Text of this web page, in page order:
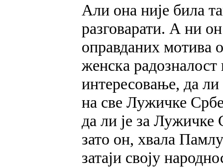
Али она није била
разговарати. А ни
оправданих мотива
женска
интересовање, да
на све Лужичке
да ли је за Лужичке
зато он, хвала
затаји своју